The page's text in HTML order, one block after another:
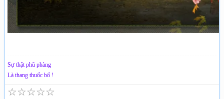
Sự thật phũ phàng
Là thang thuốc bổ !
☆
☆
☆
☆
☆